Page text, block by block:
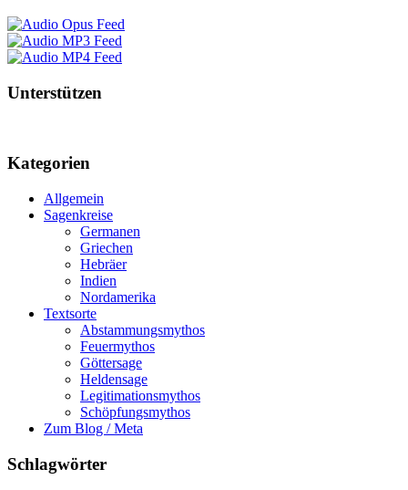
Unterstützen
Kategorien
Allgemein
Sagenkreise
Germanen
Griechen
Hebräer
Indien
Nordamerika
Textsorte
Abstammungsmythos
Feuermythos
Göttersage
Heldensage
Legitimationsmythos
Schöpfungsmythos
Zum Blog / Meta
Schlagwörter